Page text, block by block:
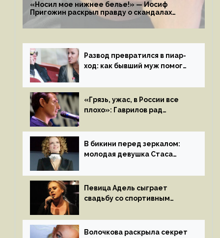
«Носил мое нижнее белье!» — Иосиф
Пригожин раскрыл правду о скандалах
с мужем своей экс-жены
Развод превратился в пиар-
ход: как бывший муж помог
«Грязь, ужас, в России все
плохо»: Гаврилов рад
иноагентов
В бикини перед зеркалом:
молодая девушка Стаса
на камеру
Певица Адель сыграет
свадьбу со спортивным
летом
Волочкова раскрыла секрет